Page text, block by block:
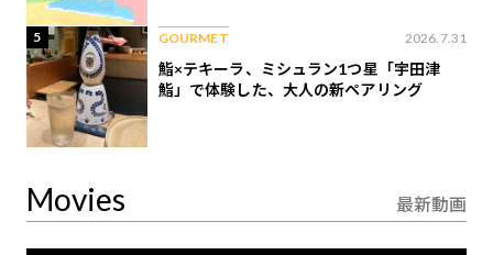
5 GOURMET 2026.7.31
鮨×テキーラ、ミシュラン1つ星「宇田津
鮨」で体験した、大人の新ペアリング
Movies 最新動画